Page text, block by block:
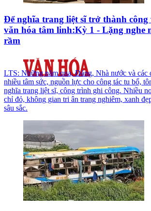
Để nghĩa trang liệt sĩ trở thành công
văn hóa tâm linh:Kỳ 1 - Lặng nghe
rầm
LTS: Những năm qua, Đảng, Nhà nước và các
nhiều tâm sức, nguồn lực cho công tác tu bổ,
nghĩa trang liệt sĩ, công trình ghi công. Nhiều
chỉ đỏ, không gian tri ân trang nghiêm, xanh
sâu sắc.